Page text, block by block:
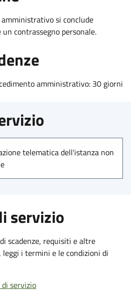
si conclude
contrassegno personale.
amministrativo: 30 giorni
telematica dell'istanza non
servizio
scadenze, requisiti e altre
i termini e le condizioni di
servizio